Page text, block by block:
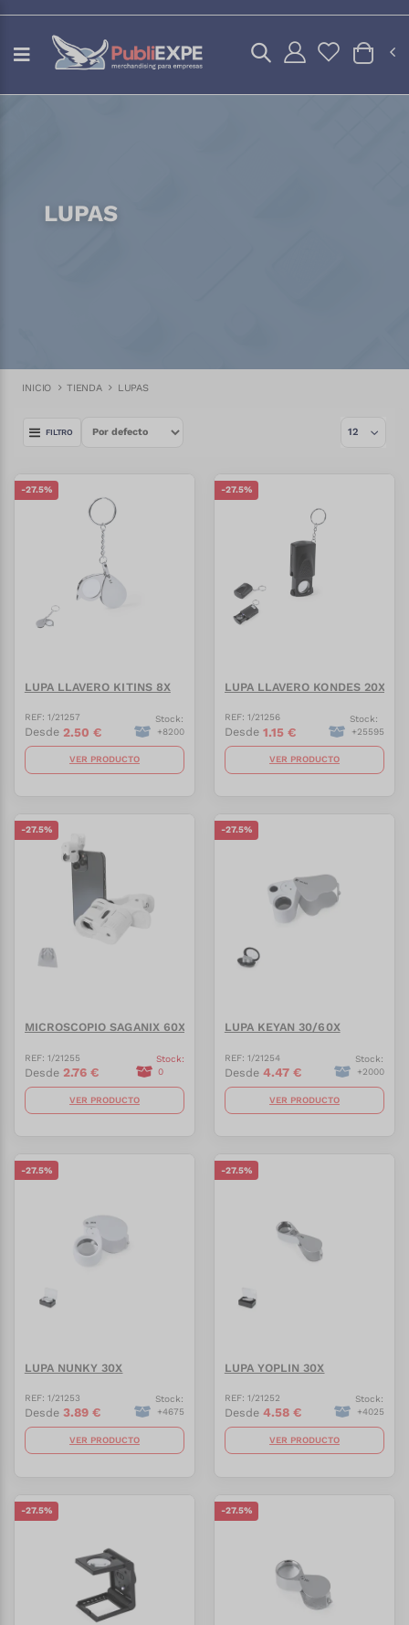
LUPAS
INICIO TIENDA LUPAS
FILTRO
-27.5%
LUPA LLAVERO KITINS 8X
REF: 1/21257
Desde 2.50 €
Stock:
+8200
VER PRODUCTO
-27.5%
LUPA LLAVERO KONDES 20X
REF: 1/21256
Desde 1.15 €
Stock:
+25595
VER PRODUCTO
-27.5%
MICROSCOPIO SAGANIX 60X
REF: 1/21255
Desde 2.76 €
Stock:
0
VER PRODUCTO
-27.5%
LUPA KEYAN 30/60X
REF: 1/21254
Desde 4.47 €
Stock:
+2000
VER PRODUCTO
-27.5%
LUPA NUNKY 30X
REF: 1/21253
Desde 3.89 €
Stock:
+4675
VER PRODUCTO
-27.5%
LUPA YOPLIN 30X
REF: 1/21252
Desde 4.58 €
Stock:
+4025
VER PRODUCTO
-27.5% -27.5%